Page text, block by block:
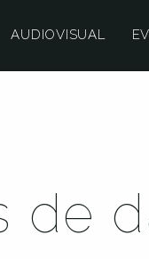
AUDIOVISUAL
de